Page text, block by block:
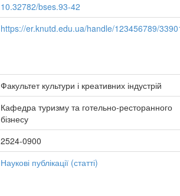
10.32782/bses.93-42
https://er.knutd.edu.ua/handle/123456789/
Факультет культури і креативних індустрій
Кафедра туризму та готельно-ресторанного
бізнесу
2524-0900
Наукові публікації (статті)